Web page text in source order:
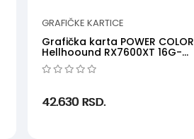
GRAFIČKE KARTICE
Grafička karta POWER COLOR
Hellhoound RX7600XT 16G-
LOC AMD16GBGDDR...
42.630RSD.